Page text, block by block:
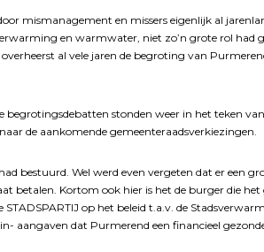
mismanagement en missers eigenlijk al
en warmwater, niet zo’n grote rol had
al vele jaren de begroting van
begrotingsdebatten stonden weer in het teken
de aankomende gemeenteraadsverkiezingen.
bestuurd. Wel werd even vergeten dat er een
betalen. Kortom ook hier is het de burger die het
op het beleid t.a.v. de
aangaven dat Purmerend een financieel